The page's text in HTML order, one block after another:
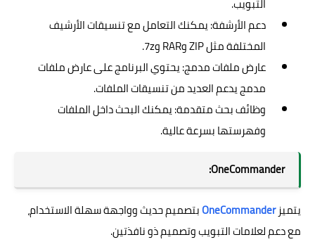
دعم الأرشفة: يمكنك التعامل مع تنسيقات الأرشيف
المختلفة مثل ZIP وRAR و7z.
عارض ملفات مدمج: يحتوي البرنامج على عارض ملفات
مدمج يدعم العديد من تنسيقات الملفات.
وظائف بحث متقدمة: يمكنك البحث داخل الملفات
وفهرستها بسرعة عالية.
OneCommander:
يتميزOneCommanderبتصميم حديث وواجهة سهلة الاستخدام،
مع دعم لعلامات التبويب وتصميم ذو نافذتين.